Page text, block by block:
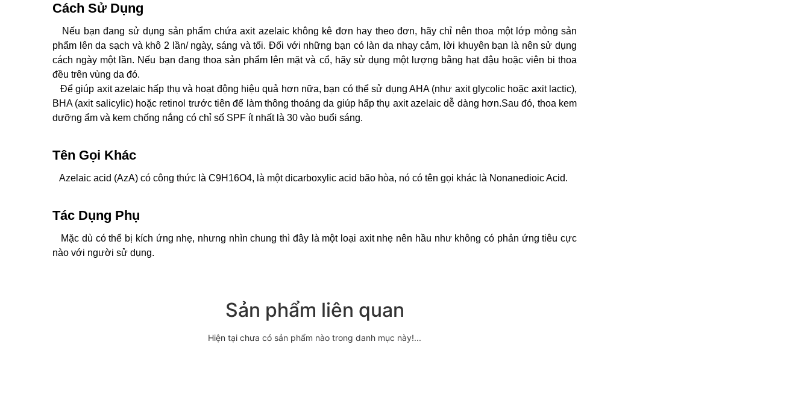
Cách Sử Dụng
Nếu bạn đang sử dụng sản phẩm chứa axit azelaic không kê đơn hay theo đơn, hãy chỉ nên thoa một lớp mỏng sản
phẩm lên da sạch và khô 2 lần/ ngày, sáng và tối. Đối với những bạn có làn da nhạy cảm, lời khuyên bạn là nên sử dụng
cách ngày một lần. Nếu bạn đang thoa sản phẩm lên mặt và cổ, hãy sử dụng một lượng bằng hạt đậu hoặc viên bi thoa
đều trên vùng da đó.
Để giúp axit azelaic hấp thụ và hoạt động hiệu quả hơn nữa, bạn có thể sử dụng AHA (như axit glycolic hoặc axit lactic),
BHA (axit salicylic) hoặc retinol trước tiên để làm thông thoáng da giúp hấp thụ axit azelaic dễ dàng hơn.Sau đó, thoa kem
dưỡng ẩm và kem chống nắng có chỉ số SPF ít nhất là 30 vào buổi sáng.
Tên Gọi Khác
Azelaic acid (AzA) có công thức là C9H16O4, là một dicarboxylic acid bão hòa, nó có tên gọi khác là Nonanedioic Acid.
Tác Dụng Phụ
Mặc dù có thể bị kích ứng nhẹ, nhưng nhìn chung thì đây là một loại axit nhẹ nên hầu như không có phản ứng tiêu cực
nào với người sử dụng.
Sản phẩm liên quan
Hiện tại chưa có sản phẩm nào trong danh mục này!...